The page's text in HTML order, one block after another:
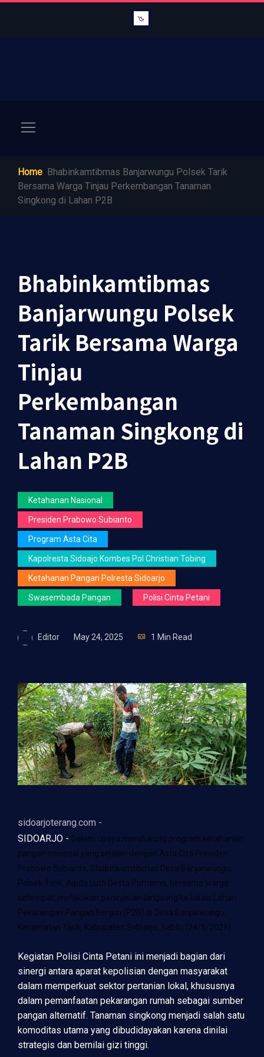
Home Bhabinkamtibmas Banjarwungu Polsek Tarik
Bersama Warga Tinjau Perkembangan Tanaman
Singkong di Lahan P2B
Bhabinkamtibmas
Banjarwungu Polsek
Tarik Bersama Warga
Tinjau
Perkembangan
Tanaman Singkong di
Lahan P2B
Ketahanan Nasional
Presiden Prabowo Subianto
Program Asta Cita
Kapolresta Sidoajo Kombes Pol Christian Tobing
Ketahanan Pangan Polresta Sidoarjo
Swasembada Pangan Polisi Cinta Petani
Editor May 24, 2025 1 Min Read
sidoarjoterang.com -
SIDOARJO - Dalam upaya mendukung program ketahanan
pangan nasional yang sejalan dengan Asta Cita Presiden
Prabowo Subianto, Bhabinkamtibmas Desa Banjarwungu,
Polsek Tarik, Aipda Lutfi Desta Purnama, bersama warga
setempat, melakukan peninjauan langsung ke lokasi Lahan
Pekarangan Pangan Bergizi (P2B) di Desa Banjarwungu,
Kecamatan Tarik, Kabupaten Sidoarjo, Sabtu (24/5/2025).
Kegiatan Polisi Cinta Petani ini menjadi bagian dari
sinergi antara aparat kepolisian dengan masyarakat
dalam memperkuat sektor pertanian lokal, khususnya
dalam pemanfaatan pekarangan rumah sebagai sumber
pangan alternatif. Tanaman singkong menjadi salah satu
komoditas utama yang dibudidayakan karena dinilai
strategis dan bernilai gizi tinggi.